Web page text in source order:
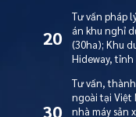
20
Tư vấn pháp
án khu nghỉ
(30ha); Khu
Hideway, tỉnh
30
Tư vấn,
ngoài tại Việt
nhà máy sản